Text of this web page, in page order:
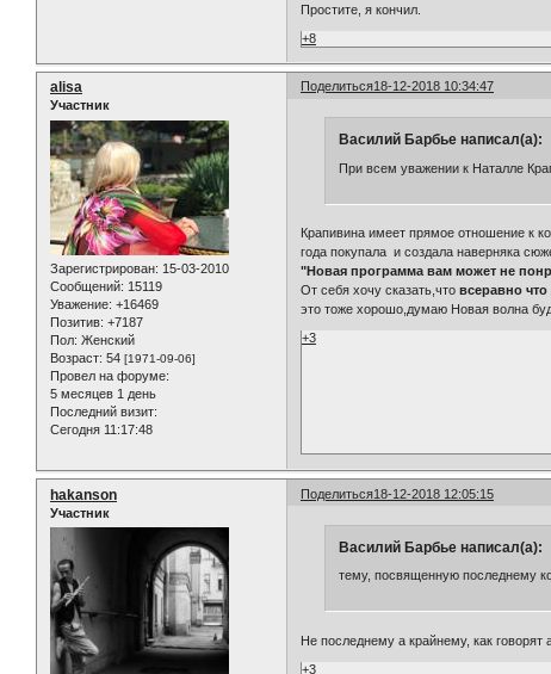
Простите, я кончил.
+8
Поделиться18-12-2018 10:34:47
alisa
Участник
Зарегистрирован: 15-03-2010
Сообщений: 15119
Уважение: +16469
Позитив: +7187
Пол: Женский
Возраст: 54 [1971-09-06]
Провел на форуме:
5 месяцев 1 день
Последний визит:
Сегодня 11:17:48
Василий Барбье написал(а):
При всем уважении к Наталле
Крапивина имеет прямое отношение к
года покупала и создала наверняка
"Новая программа вам может не
От себя хочу сказать,что всеравно что
это тоже хорошо,думаю Новая волна
+3
Поделиться18-12-2018 12:05:15
hakanson
Участник
Василий Барбье написал(а):
тему, посвященную последнему
Не последнему а крайнему, как
+3